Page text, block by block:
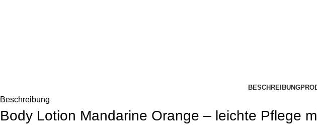
BESCHREIBUNG
Beschreibung
Body Lotion Mandarine Orange – leichte Pflege